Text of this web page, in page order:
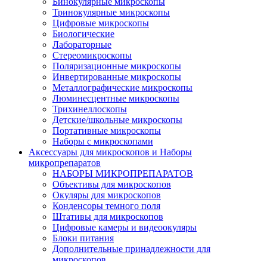
Тринокулярные микроскопы
Цифровые микроскопы
Биологические
Лабораторные
Стереомикроскопы
Поляризационные микроскопы
Инвертированные микроскопы
Металлографические микроскопы
Люминесцентные микроскопы
Трихинеллоскопы
Детские/школьные микроскопы
Портативные микроскопы
Наборы с микроскопами
Аксессуары для микроскопов и Наборы
микропрепаратов
НАБОРЫ МИКРОПРЕПАРАТОВ
Объективы для микроскопов
Окуляры для микроскопов
Конденсоры темного поля
Штативы для микроскопов
Цифровые камеры и видеоокуляры
Блоки питания
Дополнительные принадлежности для